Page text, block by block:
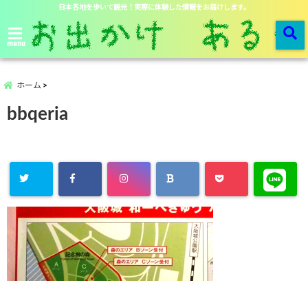
日本各地を歩いて観光！実際に体験した情報をお届けします。
menu
ホーム
bbqeria